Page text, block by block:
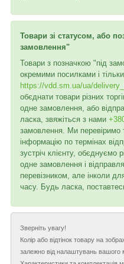
Товари зі статусом, або
замовлення"
Товари з позначкою "під
окремими посилками і
https://vdd.sm.ua/ua/
обєднати товари різних
одне замовлення, або
ласка, звяжіться з нами
замовлення. Ми перевіримо
інформацію по термінах
зустріч клієнту, обєднуємо
одне замовлення і
перевізником, але інколи
часу. Будь ласка,
Зверніть увагу!
Колір або відтінок товару на
залежно від налаштувань вашого